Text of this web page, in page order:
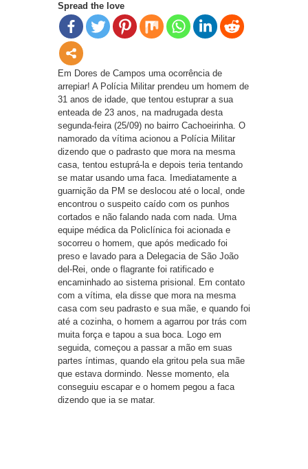
Spread the love
Em Dores de Campos uma ocorrência de
arrepiar! A Polícia Militar prendeu um homem de
31 anos de idade, que tentou estuprar a sua
enteada de 23 anos, na madrugada desta
segunda-feira (25/09) no bairro Cachoeirinha. O
namorado da vítima acionou a Polícia Militar
dizendo que o padrasto que mora na mesma
casa, tentou estuprá-la e depois teria tentando
se matar usando uma faca. Imediatamente a
guarnição da PM se deslocou até o local, onde
encontrou o suspeito caído com os punhos
cortados e não falando nada com nada. Uma
equipe médica da Policlínica foi acionada e
socorreu o homem, que após medicado foi
preso e lavado para a Delegacia de São João
del-Rei, onde o flagrante foi ratificado e
encaminhado ao sistema prisional. Em contato
com a vítima, ela disse que mora na mesma
casa com seu padrasto e sua mãe, e quando foi
até a cozinha, o homem a agarrou por trás com
muita força e tapou a sua boca. Logo em
seguida, começou a passar a mão em suas
partes íntimas, quando ela gritou pela sua mãe
que estava dormindo. Nesse momento, ela
conseguiu escapar e o homem pegou a faca
dizendo que ia se matar.